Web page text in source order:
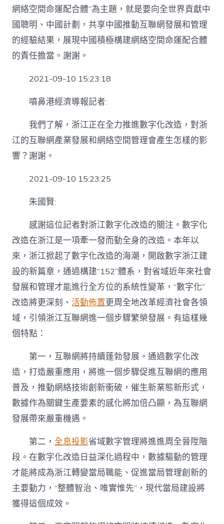
網絡空間命運配合體”為主題，就是要向全世界貢獻中
國聰明、中國計劃，共享中國推動互聯網發展和管理
的經驗結果，展現中國積極構建網絡空間命運配合體
的責任擔當。謝謝。
2021-09-10 15:23:18
噴鼻港經濟導報記者:
我們了解，浙江正在全力推進數字化改造，對浙
江的互聯網產業發展和網絡空間管理會產生怎樣的影
響？謝謝。
2021-09-10 15:23:25
朱國賢:
感謝這位記者對浙江數字化改造的關注。數字化
改造在浙江是一項牽一發而動全身的改造。本年以
來，浙江掀起了數字化改造的海潮，開啟數字浙江建
設的新篇章，通過構建“152”體系，對省域近年來社會
發展和管理才能進行全方位的系統性變革，“數字化”
改造將更深刻、 活動佈置更周全地改革經濟社會各領
域，引領浙江互聯網進一個步驟繁榮發展。有這樣幾
個特點：
第一，互聯網將持續蓬勃發展。通過數字化改
造，打造嚴重應用，將進一個步驟促進互聯網的應用
普及，推動網絡技術創新衝破，催生新業態新形式，
數據作為關鍵生產要素的感化將加倍凸顯，為互聯網
發展帶來嚴重機遇。
第二，全息投影省域數字管理將進進周全晉陞階
段。在數字化改造日益深化過程中，數據驅動的管理
才能將成為浙江轉變當局職能、促進當局管理創新的
主要動力，“整體智治、唯實惟先”，現代當局建設將
獲得這個成效。